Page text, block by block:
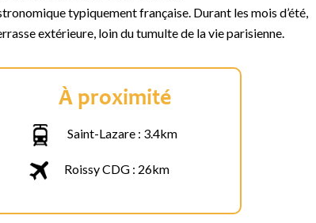
typiquement française. Durant les mois d’été,
extérieure, loin du tumulte de la vie parisienne.
À proximité
Saint-Lazare : 3.4km
Roissy CDG : 26km